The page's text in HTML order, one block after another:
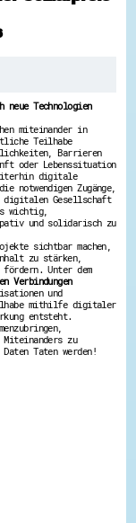
- Engagement
1.000 €
Infos!
Ehrenamt
Themenabende
aktiv
- Gut zu Wissen
Technologien
miteinander in
Teilhabe
Barrieren
oder Lebenssituation
digitale
notwendigen Zugänge,
digitalen Gesellschaft
wichtig,
und solidarisch zu
sichtbar machen,
zu stärken,
fördern. Unter dem
Verbindungen
und
mithilfe digitaler
entsteht.
Miteinanders zu
Taten werden!